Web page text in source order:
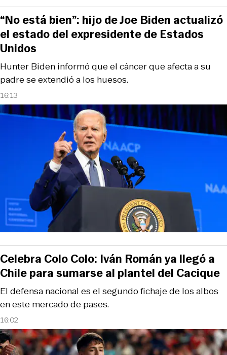
16:13
Hunter Biden informó que el cáncer que afecta a su
padre se extendió a los huesos.
“No está bien”: hijo de Joe Biden actualizó
el estado del expresidente de Estados
Unidos
16:02
El defensa nacional es el segundo fichaje de los albos
en este mercado de pases.
Celebra Colo Colo: Iván Román ya llegó a
Chile para sumarse al plantel del Cacique